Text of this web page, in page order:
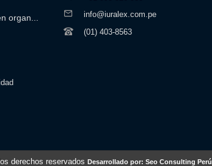
organ...
info@iuralex.com.pe
(01) 403-8563
derechos reservados Desarrollado por: Seo Consulting Perú